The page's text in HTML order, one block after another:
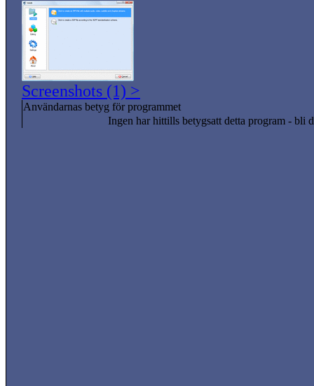
Screenshots (1) >
Användarnas betyg för programmet
Ingen har hittills betygsatt detta program - bli